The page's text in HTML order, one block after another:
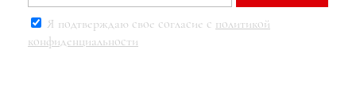
Я подтверждаю свое согласие с политикой
конфиденциальности